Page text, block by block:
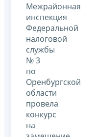
Межрайонная
инспекция
Федеральной
налоговой
службы
№ 3
по
Оренбургской
области
провела
конкурс
на